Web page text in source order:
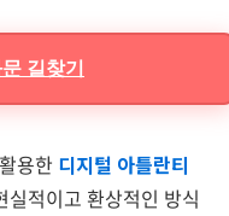
길찾기
용한 디지털 아틀란티
적이고 환상적인 방식